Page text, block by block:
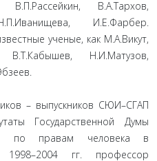
В.П.Рассейкин, В.А.Тархов,
И.Е.Фарбер.
ученые, как М.А.Викут,
Н.И.Матузов,
– выпускников СЮИ–СГАП
Государственной Думы
по правам человека в
гг. профессор